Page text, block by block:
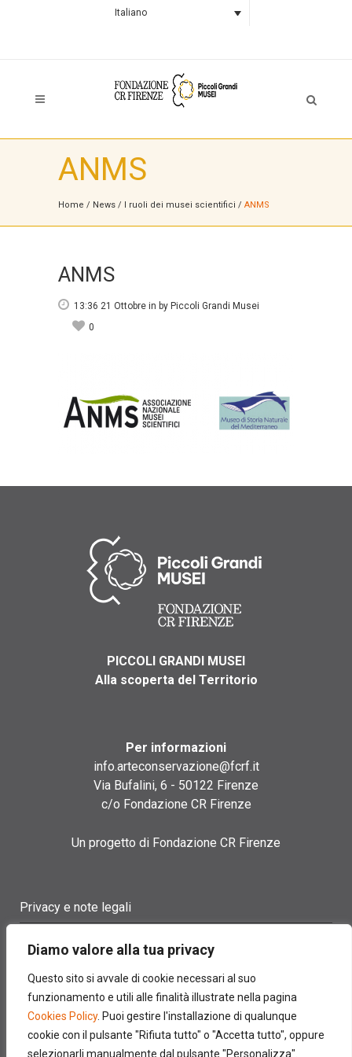
Diamo valore alla tua privacy
Questo sito si avvale di cookie necessari al suo
funzionamento e utili alle finalità illustrate nella pagina
Cookies Policy. Puoi gestire l'installazione di qualunque
cookie con il pulsante "Rifiuta tutto" o "Accetta tutto", oppure
selezionarli manualmente dal pulsante "Personalizza".
Italiano
ANMS
Home / News / I ruoli dei musei scientifici / ANMS
ANMS
13:36 21 Ottobre in by Piccoli Grandi Musei
0
PICCOLI GRANDI MUSEI
Alla scoperta del Territorio
Per informazioni
info.arteconservazione@fcrf.it
Via Bufalini, 6 - 50122 Firenze
c/o Fondazione CR Firenze
Un progetto di Fondazione CR Firenze
Privacy e note legali
Cookie policy
Contatti